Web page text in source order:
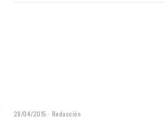
28/04/2015 Redacción